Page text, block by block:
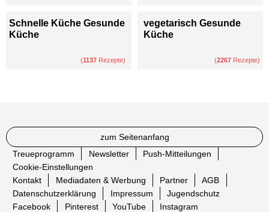
Schnelle Küche Gesunde
Küche
(1137 Rezepte)
vegetarisch Gesunde
Küche
(2267 Rezepte)
zum Seitenanfang
Treueprogramm
Newsletter
Push-Mitteilungen
Cookie-Einstellungen
Kontakt
Mediadaten & Werbung Partner
AGB
Datenschutzerklärung
Impressum
Jugendschutz
Facebook
Pinterest YouTube Instagram